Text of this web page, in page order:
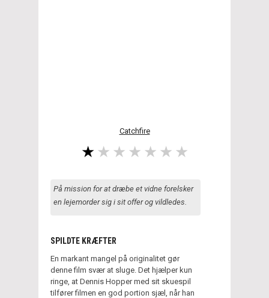
Catchfire
På mission for at dræbe et vidne forelsker
en lejemorder sig i sit offer og vildledes.
SPILDTE KRÆFTER
En markant mangel på originalitet gør
denne film svær at sluge. Det hjælper kun
ringe, at Dennis Hopper med sit skuespil
tilfører filmen en god portion sjæl, når han